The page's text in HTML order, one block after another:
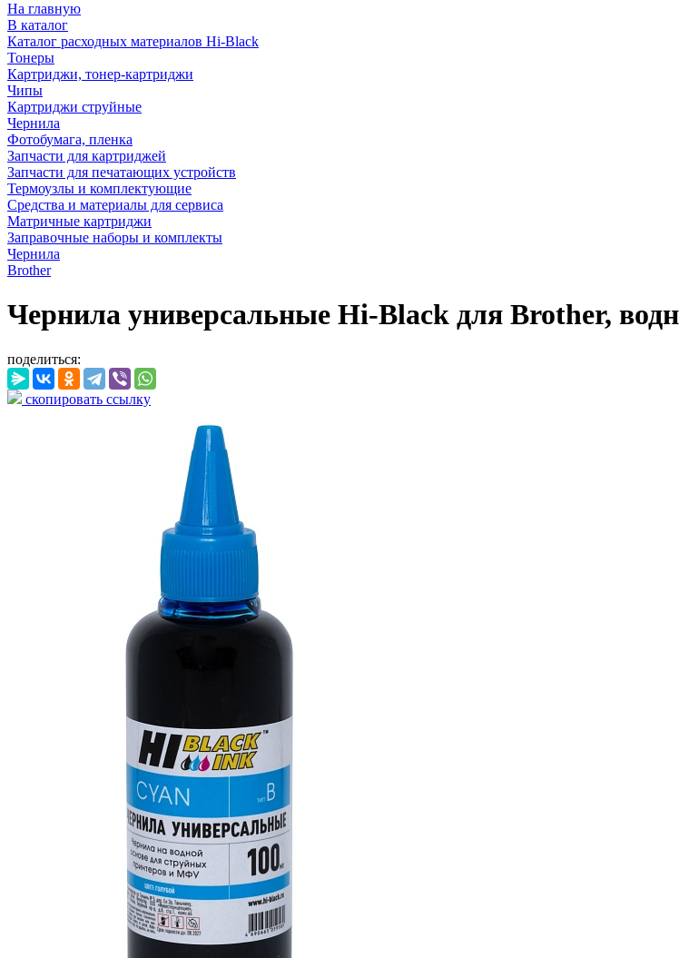
На главную
В каталог
Каталог расходных материалов Hi-Black
Тонеры
Картриджи, тонер-картриджи
Чипы
Картриджи струйные
Чернила
Фотобумага, пленка
Запчасти для картриджей
Запчасти для печатающих устройств
Термоузлы и комплектующие
Средства и материалы для сервиса
Матричные картриджи
Заправочные наборы и комплекты
Чернила
Brother
Чернила универсальные Hi-Black для Brother,
поделиться:
скопировать ссылку